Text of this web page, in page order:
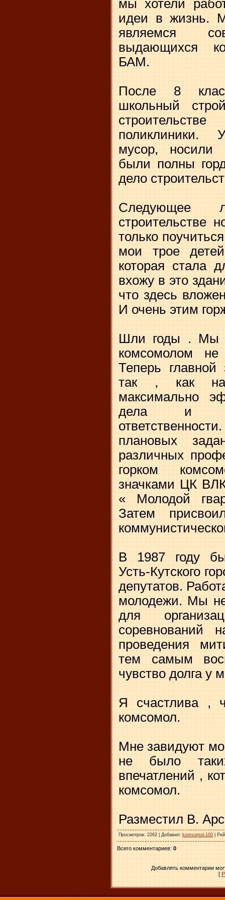
мы хотели
идеи в жизнь.
являемся
выдающихся
БАМ.
После 8
школьный
поликлиники.
мусор, носили
были полны
дело
Следующее
только
мои трое
которая стала
вхожу в это
что здесь
И очень этим
Шли годы . Мы
комсомолом не
Теперь главной
так , как
максимально
дела и
плановых
различных
горком
значками ЦК
« Молодой
Затем
В 1987 году
Усть-Кутского
депутатов.
молодежи. Мы
для
соревнований
проведения
тем самым
чувство долга у
Я счастлива ,
комсомол.
Мне завидуют
не было
впечатлений ,
комсомол.
Разместил В.
Просмотров: 2262 | Добавил: komsomol-100
Всего комментариев: 0
Добавлять комментарии
[